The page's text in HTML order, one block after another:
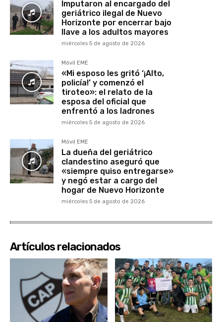
Imputaron al encargado del
geriátrico ilegal de Nuevo
Horizonte por encerrar bajo
llave a los adultos mayores
miércoles 5 de agosto de 2026
Móvil EME
«Mi esposo les gritó ‘¡Alto,
policía!’ y comenzó el
tiroteo»: el relato de la
esposa del oficial que
enfrentó a los ladrones
miércoles 5 de agosto de 2026
Móvil EME
La dueña del geriátrico
clandestino aseguró que
«siempre quiso entregarse»
y negó estar a cargo del
hogar de Nuevo Horizonte
miércoles 5 de agosto de 2026
Artículos relacionados